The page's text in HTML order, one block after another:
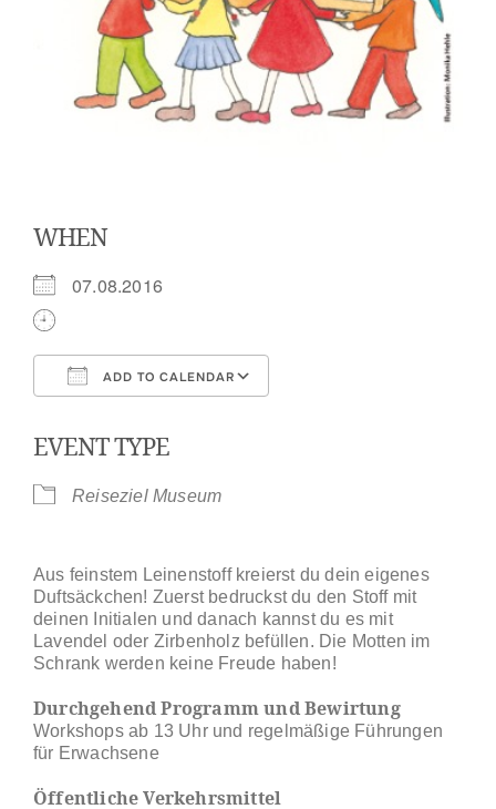
WHEN
07.08.2016
ADD TO CALENDAR
EVENT TYPE
Reiseziel Museum
Aus feinstem Leinenstoff kreierst du dein eigenes
Duftsäckchen! Zuerst bedruckst du den Stoff mit
deinen Initialen und danach kannst du es mit
Lavendel oder Zirbenholz befüllen. Die Motten im
Schrank werden keine Freude haben!
Durchgehend Programm und Bewirtung
Workshops ab 13 Uhr und regelmäßige Führungen
für Erwachsene
Öffentliche Verkehrsmittel